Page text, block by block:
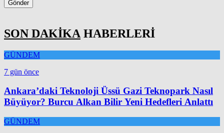
Gönder
SON DAKİKA HABERLERİ
GÜNDEM
7 gün önce
Ankara’daki Teknoloji Üssü Gazi Teknopark Nasıl
Büyüyor? Burcu Alkan Bilir Yeni Hedefleri Anlattı
GÜNDEM